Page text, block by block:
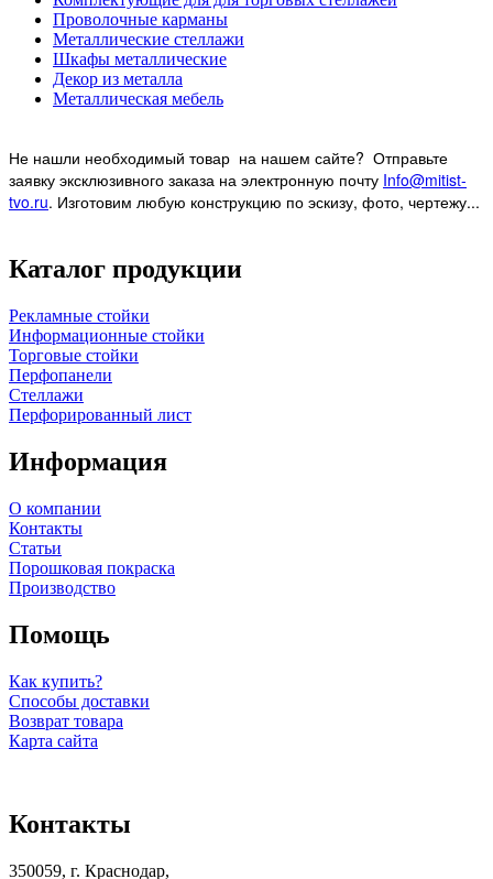
Проволочные карманы
Металлические стеллажи
Шкафы металлические
Декор из металла
Металлическая мебель
Не нашли необходимый товар на нашем сайте? Отправьте
заявку эксклюзивного заказа на электронную почту Info@mitist-
tvo.ru. Изготовим любую конструкцию по эскизу, фото, чертежу...
Каталог продукции
Рекламные стойки
Информационные стойки
Торговые стойки
Перфопанели
Стеллажи
Перфорированный лист
Информация
О компании
Контакты
Статьи
Порошковая покраска
Производство
Помощь
Как купить?
Способы доставки
Возврат товара
Карта сайта
Контакты
350059, г. Краснодар,